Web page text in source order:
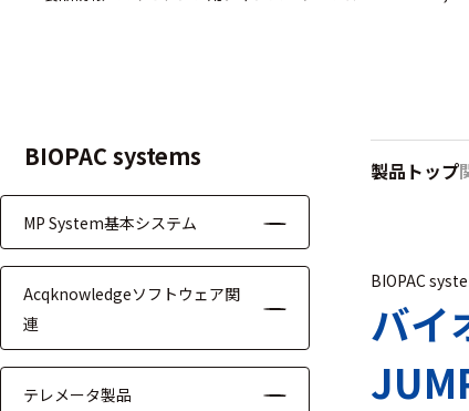
ワイヤレス・無
線対応
MRI対応
BIOPAC systems
MP System基本システム
Acqknowledgeソフトウェア関
連
テレメータ製品
製品トップ
BIOPAC
バイ